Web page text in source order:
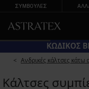
ΣΥΜΒΟΥΛΕΣ
ΚΩΔΙΚΟΣ
Ανδρικές κάλτσες κάτω
Κάλτσες